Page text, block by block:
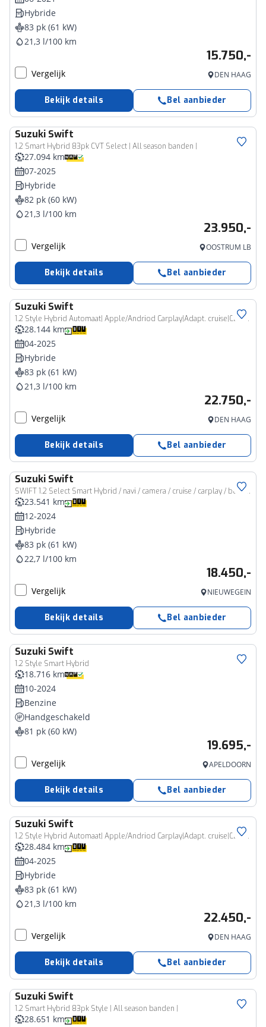
Hybride
83 pk (61 kW)
21,3 l/100 km
15.750,-
Vergelijk DEN HAAG
Bekijk details Bel aanbieder
Suzuki Swift
1.2 Smart Hybrid 83pk CVT Select | All season banden |
27.094 km
07-2025
Hybride
82 pk (60 kW)
21,3 l/100 km
23.950,-
Vergelijk OOSTRUM LB
Bekijk details Bel aanbieder
Suzuki Swift
1.2 Style Hybrid Automaat| Apple/Andriod Carplay|Adapt. cruise|Climacontrole| Keyless|Parkeersensoren|Stoelverwarming
28.144 km
04-2025
Hybride
83 pk (61 kW)
21,3 l/100 km
22.750,-
Vergelijk DEN HAAG
Bekijk details Bel aanbieder
Suzuki Swift
SWIFT 1.2 Select Smart Hybrid / navi / camera / cruise / carplay / boeken
23.541 km
12-2024
Hybride
83 pk (61 kW)
22,7 l/100 km
18.450,-
Vergelijk NIEUWEGEIN
Bekijk details Bel aanbieder
Suzuki Swift
1.2 Style Smart Hybrid
18.716 km
10-2024
Benzine
Handgeschakeld
81 pk (60 kW)
19.695,-
Vergelijk APELDOORN
Bekijk details Bel aanbieder
Suzuki Swift
1.2 Style Hybrid Automaat| Apple/Andriod Carplay|Adapt. cruise|Climacontrole| Keyless|Parkeersensoren|Stoelverwarming
28.484 km
04-2025
Hybride
83 pk (61 kW)
21,3 l/100 km
22.450,-
Vergelijk DEN HAAG
Bekijk details Bel aanbieder
Suzuki Swift
1.2 Smart Hybrid 83pk Style | All season banden |
28.651 km